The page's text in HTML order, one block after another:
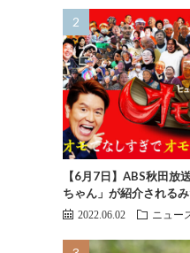
【6月7日】ABS秋田放
ちゃん」が紹介されるみ
2022.06.02 ニュー